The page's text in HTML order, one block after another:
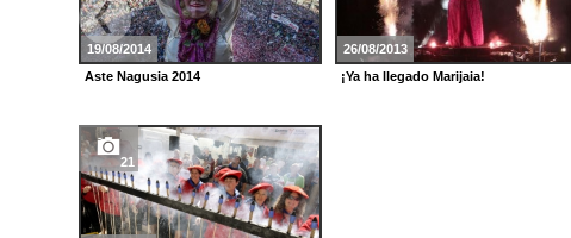
19/08/2014
Aste Nagusia 2014
26/08/2013
¡Ya ha llegado Marijaia!
21